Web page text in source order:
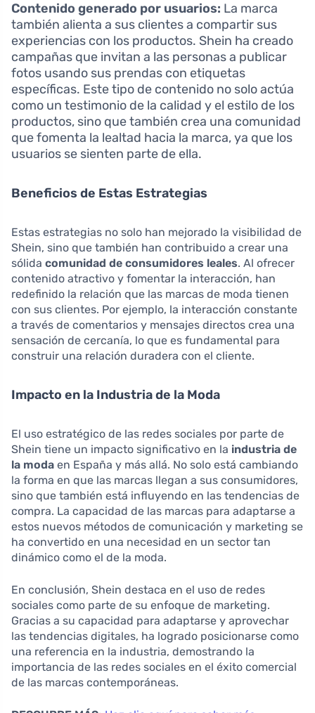
Contenido generado por usuarios: La marca
también alienta a sus clientes a compartir sus
experiencias con los productos. Shein ha creado
campañas que invitan a las personas a publicar
fotos usando sus prendas con etiquetas
específicas. Este tipo de contenido no solo actúa
como un testimonio de la calidad y el estilo de los
productos, sino que también crea una comunidad
que fomenta la lealtad hacia la marca, ya que los
usuarios se sienten parte de ella.
Beneficios de Estas Estrategias
Estas estrategias no solo han mejorado la visibilidad de
Shein, sino que también han contribuido a crear una
sólida comunidad de consumidores leales. Al ofrecer
contenido atractivo y fomentar la interacción, han
redefinido la relación que las marcas de moda tienen
con sus clientes. Por ejemplo, la interacción constante
a través de comentarios y mensajes directos crea una
sensación de cercanía, lo que es fundamental para
construir una relación duradera con el cliente.
Impacto en la Industria de la Moda
El uso estratégico de las redes sociales por parte de
Shein tiene un impacto significativo en la industria de
la moda en España y más allá. No solo está cambiando
la forma en que las marcas llegan a sus consumidores,
sino que también está influyendo en las tendencias de
compra. La capacidad de las marcas para adaptarse a
estos nuevos métodos de comunicación y marketing se
ha convertido en una necesidad en un sector tan
dinámico como el de la moda.
En conclusión, Shein destaca en el uso de redes
sociales como parte de su enfoque de marketing.
Gracias a su capacidad para adaptarse y aprovechar
las tendencias digitales, ha logrado posicionarse como
una referencia en la industria, demostrando la
importancia de las redes sociales en el éxito comercial
de las marcas contemporáneas.